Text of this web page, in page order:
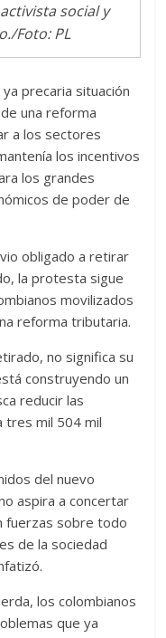
social y
Foto: PL
precaria situación
una reforma
a los sectores
los incentivos
los grandes
de poder de
obligado a retirar
la protesta sigue
movilizados
reforma tributaria.
no significa su
construyendo un
reducir las
tres mil 504 mil
del nuevo
aspira a concertar
fuerzas sobre todo
de la sociedad
los colombianos
que ya